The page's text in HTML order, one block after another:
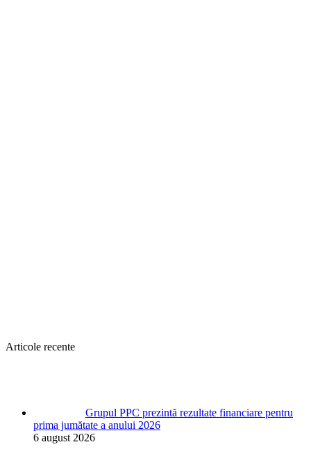
Articole recente
Grupul PPC prezintă rezultate financiare pentru
prima jumătate a anului 2026
6 august 2026